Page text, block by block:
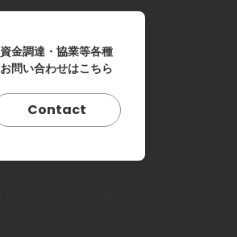
資金調達・協業等各種
お問い合わせはこちら
Contact